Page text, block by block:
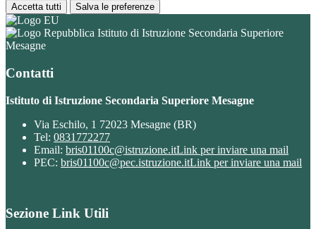
Accetta tutti Salva le preferenze
Istituto di Istruzione Secondaria Superiore
Mesagne
Contatti
Istituto di Istruzione Secondaria Superiore Mesagne
Via Eschilo, 1 72023 Mesagne (BR)
Tel: 0831772277
Email: bris01100c@istruzione.itLink per inviare una mail
PEC: bris01100c@pec.istruzione.itLink per inviare una mail
Sezione Link Utili